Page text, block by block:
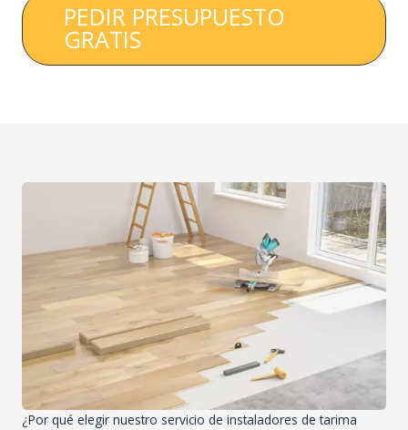
PEDIR PRESUPUESTO
GRATIS
¿Por qué elegir nuestro servicio de instaladores de tarima